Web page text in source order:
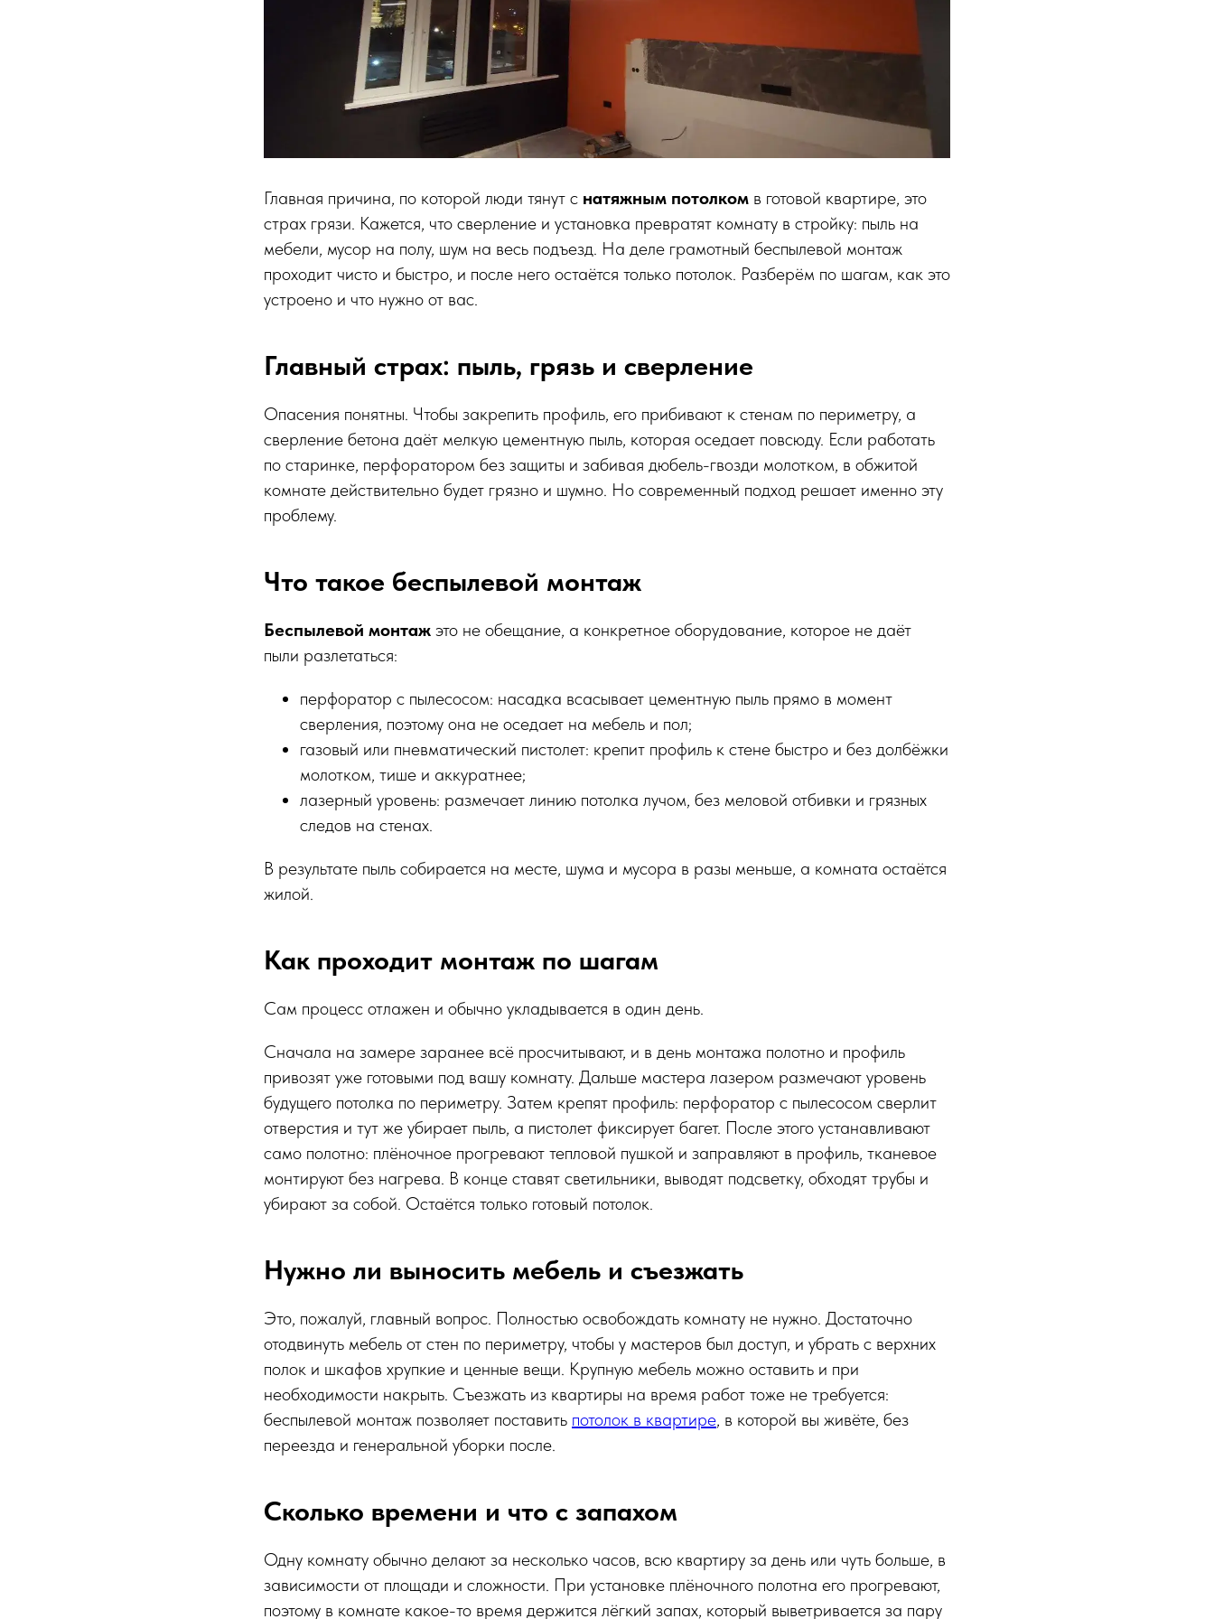
Главная причина, по которой люди тянут с натяжным потолком в готовой квартире, это
страх грязи. Кажется, что сверление и установка превратят комнату в стройку: пыль на
мебели, мусор на полу, шум на весь подъезд. На деле грамотный беспылевой монтаж
проходит чисто и быстро, и после него остаётся только потолок. Разберём по шагам, как это
устроено и что нужно от вас.
Главный страх: пыль, грязь и сверление
Опасения понятны. Чтобы закрепить профиль, его прибивают к стенам по периметру, а
сверление бетона даёт мелкую цементную пыль, которая оседает повсюду. Если работать
по старинке, перфоратором без защиты и забивая дюбель-гвозди молотком, в обжитой
комнате действительно будет грязно и шумно. Но современный подход решает именно эту
проблему.
Что такое беспылевой монтаж
Беспылевой монтаж это не обещание, а конкретное оборудование, которое не даёт
пыли разлетаться:
перфоратор с пылесосом: насадка всасывает цементную пыль прямо в момент
сверления, поэтому она не оседает на мебель и пол;
газовый или пневматический пистолет: крепит профиль к стене быстро и без долбёжки
молотком, тише и аккуратнее;
лазерный уровень: размечает линию потолка лучом, без меловой отбивки и грязных
следов на стенах.
В результате пыль собирается на месте, шума и мусора в разы меньше, а комната остаётся
жилой.
Как проходит монтаж по шагам
Сам процесс отлажен и обычно укладывается в один день.
Сначала на замере заранее всё просчитывают, и в день монтажа полотно и профиль
привозят уже готовыми под вашу комнату. Дальше мастера лазером размечают уровень
будущего потолка по периметру. Затем крепят профиль: перфоратор с пылесосом сверлит
отверстия и тут же убирает пыль, а пистолет фиксирует багет. После этого устанавливают
само полотно: плёночное прогревают тепловой пушкой и заправляют в профиль, тканевое
монтируют без нагрева. В конце ставят светильники, выводят подсветку, обходят трубы и
убирают за собой. Остаётся только готовый потолок.
Нужно ли выносить мебель и съезжать
Это, пожалуй, главный вопрос. Полностью освобождать комнату не нужно. Достаточно
отодвинуть мебель от стен по периметру, чтобы у мастеров был доступ, и убрать с верхних
полок и шкафов хрупкие и ценные вещи. Крупную мебель можно оставить и при
необходимости накрыть. Съезжать из квартиры на время работ тоже не требуется:
беспылевой монтаж позволяет поставить потолок в квартире, в которой вы живёте, без
переезда и генеральной уборки после.
Сколько времени и что с запахом
Одну комнату обычно делают за несколько часов, всю квартиру за день или чуть больше, в
зависимости от площади и сложности. При установке плёночного полотна его прогревают,
поэтому в комнате какое-то время держится лёгкий запах, который выветривается за пару